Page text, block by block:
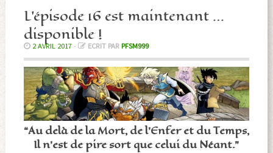
L’épisode 16 est maintenant …
disponible !
2 AVRIL 2017- ECRIT PAR PFSM999
“Au delà de la Mort, de l’Enfer et du Temps,
Il n’est de pire sort que celui du Néant.”